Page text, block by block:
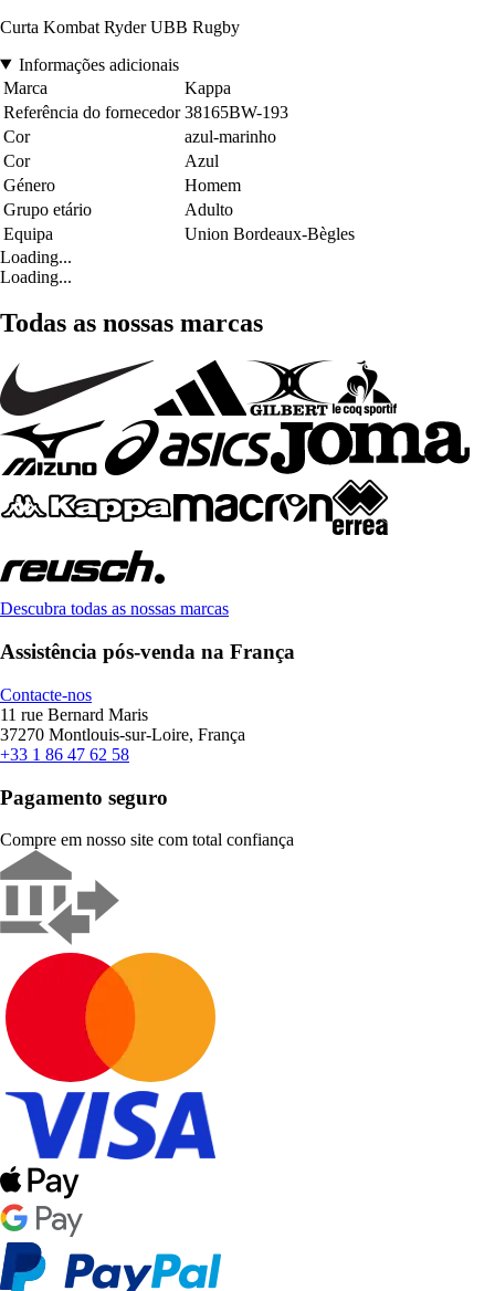
Curta Kombat Ryder UBB Rugby
Informações adicionais
Marca
Kappa
Referência do fornecedor 38165BW-193
Cor
azul-marinho
Cor
Azul
Género
Homem
Grupo etário
Adulto
Equipa
Union Bordeaux-Bègles
Loading...
Loading...
Todas as nossas marcas
Descubra todas as nossas marcas
Assistência pós-venda na França
Contacte-nos
11 rue Bernard Maris
37270 Montlouis-sur-Loire, França
+33 1 86 47 62 58
Pagamento seguro
Compre em nosso site com total confiança